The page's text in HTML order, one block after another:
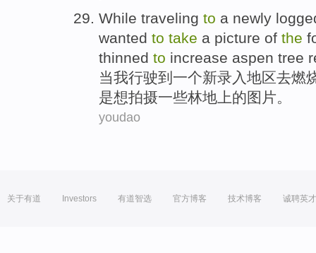
While traveling to a newly
wanted to take a picture of the
thinned to increase aspen tree
当我行驶到 一个新录入地区去燃
是想拍摄一些林地 上的图片。
youdao
关于有道 Investors 有道智选 官方博客 技术博客 诚聘英才